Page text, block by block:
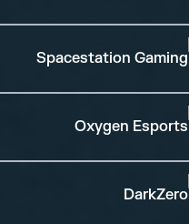
Spacestation Gaming
Oxygen Esports
DarkZero